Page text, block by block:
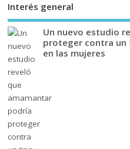
Interés general
Un nuevo estudio
proteger contra un
en las mujeres